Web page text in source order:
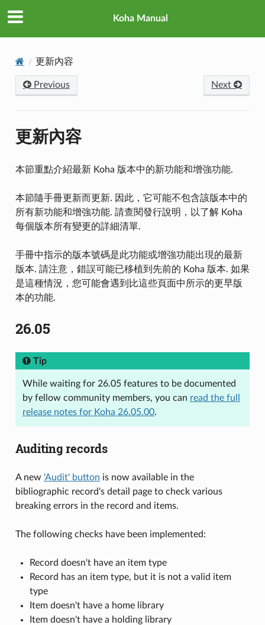
Koha Manual
更新內容
Previous Next
更新內容
本節重點介紹最新 Koha 版本中的新功能和增強功能.
本節隨手冊更新而更新. 因此，它可能不包含該版本中的
所有新功能和增強功能. 請查閱發行說明，以了解 Koha
每個版本所有變更的詳細清單.
手冊中指示的版本號碼是此功能或增強功能出現的最新
版本. 請注意，錯誤可能已移植到先前的 Koha 版本. 如果
是這種情況，您可能會遇到比這些頁面中所示的更早版
本的功能.
26.05
Tip
While waiting for 26.05 features to be documented
by fellow community members, you can read the full
release notes for Koha 26.05.00.
Auditing records
A new 'Audit' button is now available in the
bibliographic record's detail page to check various
breaking errors in the record and items.
The following checks have been implemented:
Record doesn't have an item type
Record has an item type, but it is not a valid item
type
Item doesn't have a home library
Item doesn't have a holding library